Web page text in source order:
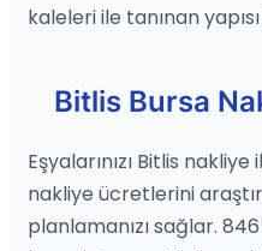
kaleleri ile tanınan
Bitlis Bursa
Eşyalarınızı Bitlis
nakliye ücretlerini
planlamanızı sağlar.